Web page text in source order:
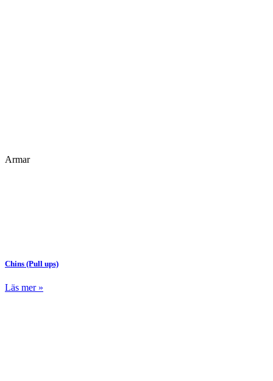
Armar
Chins (Pull ups)
Läs mer »